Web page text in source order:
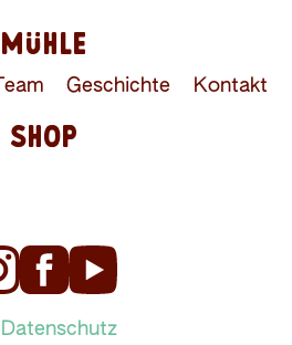
MÜHLE
Team Geschichte Kontakt
SHOP
Datenschutz